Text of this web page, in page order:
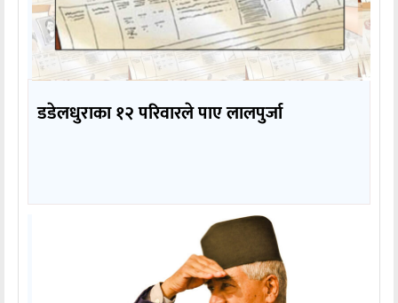
डडेलधुराका १२ परिवारले पाए लालपुर्जा